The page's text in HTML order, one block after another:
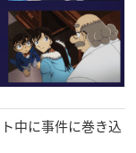
中に事件に巻き込